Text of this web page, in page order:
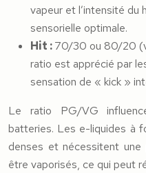
vapeur et l’intensité du
sensorielle optimale.
Hit :70/30 ou 80/20
ratio est apprécié par
sensation de « kick »
Le ratio PG/VG
batteries. Les e-liquides à
denses et nécessitent une
être vaporisés, ce qui peut